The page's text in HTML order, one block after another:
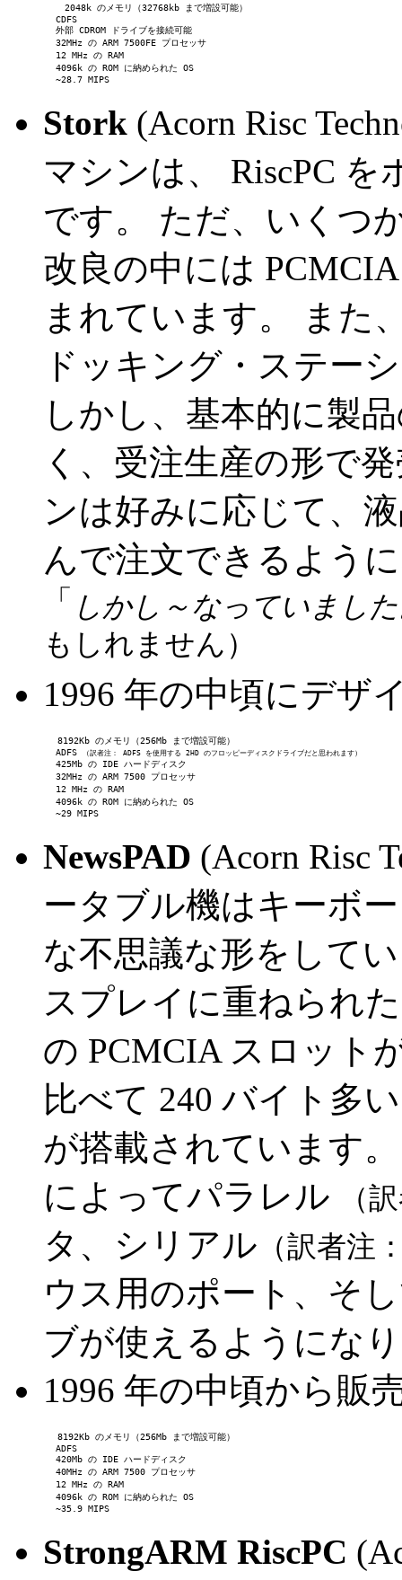
2048k のメモリ（32768kb まで増設可能）
         CDFS
         外部 CDROM ドライブを接続可能
         32MHz の ARM 7500FE プロセッサ
         12 MHz の RAM
         4096k の ROM に納められた OS
         ~28.7 MIPS
Stork (Acorn Risc
マシンは、 RiscPC
です。 ただ、いくつ
改良の中には
まれています。 また
ドッキング・ステー
しかし、基本的に製
く、受注生産の形で
ンは好みに応じて、
んで注文できるよう
「 しかし～なっていまし
もしれません）
1996 年の中頃にデザ
        8192Kb のメモリ（256Mb まで増設可能）
         ADFS
（訳者注： ADFS を使用する 2HD のフロッピーディスクドライブだと思われます）
         425Mb の IDE ハードディスク
         32MHz の ARM 7500 プロセッサ
         12 MHz の RAM
         4096k の ROM に納められた OS
         ~29 MIPS
NewsPAD (Acorn Risc
ータブル機はキーボ
な不思議な形をして
スプレイに重ねられ
の PCMCIA スロット
比べて 240 バイト多
が搭載されています
によってパラレル
（
タ、シリアル （訳者注
ウス用のポート、そ
ブが使えるようにな
1996 年の中頃から販
        8192Kb のメモリ（256Mb まで増設可能）
         ADFS
         420Mb の IDE ハードディスク
         40MHz の ARM 7500 プロセッサ
         12 MHz の RAM
         4096k の ROM に納められた OS
         ~35.9 MIPS
StrongARM RiscPC